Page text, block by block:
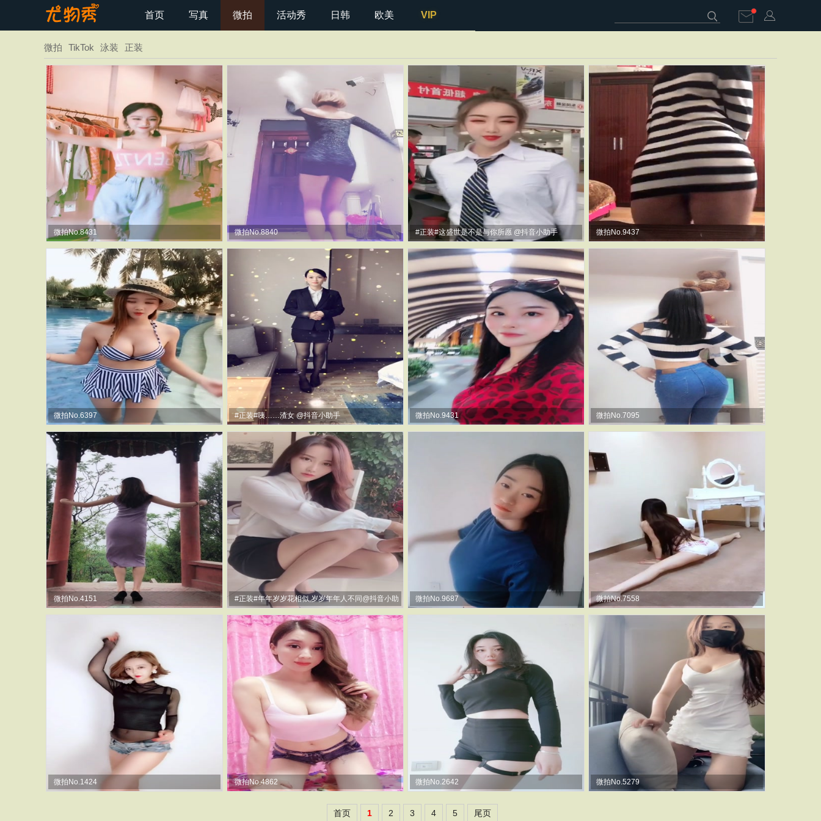
首页 写真 微拍 活动秀 日韩 欧美 VIP
微拍 TikTok 泳装 正装
微拍No.8431 微拍No.8840 #正装#这盛世是不是与你所愿 @抖音小助手 微拍No.9437
微拍No.6397 #正装#咦……渣女 @抖音小助手 微拍No.9431 微拍No.7095
微拍No.4151 #正装#年年岁岁花相似,岁岁年年人不同@抖音小助 微拍No.9687 微拍No.7558
微拍No.1424 微拍No.4862 微拍No.2642 微拍No.5279
首页 1 2 3 4 5 尾页